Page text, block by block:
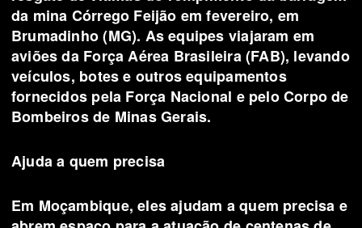
da mina Córrego Feijão em fevereiro, em
Brumadinho (MG). As equipes viajaram em
aviões da Força Aérea Brasileira (FAB), levando
veículos, botes e outros equipamentos
fornecidos pela Força Nacional e pelo Corpo de
Bombeiros de Minas Gerais.
Ajuda a quem precisa
Em Moçambique, eles ajudam a quem precisa e